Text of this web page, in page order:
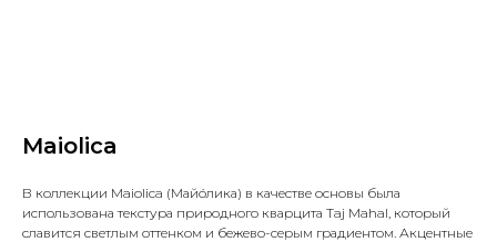
Maiolica
В коллекции Maiolica (Майóлика) в качестве основы была
использована текстура природного кварцита Taj Mahal, который
славится светлым оттенком и бежево-серым градиентом. Акцентные